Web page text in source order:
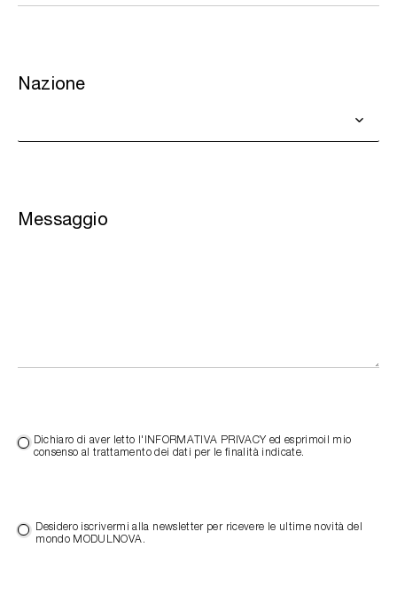
Nazione
Messaggio
Dichiaro di aver letto l'INFORMATIVA PRIVACY ed esprimoil mio
consenso al trattamento dei dati per le finalità indicate.
Desidero iscrivermi alla newsletter per ricevere le ultime novità del
mondo MODULNOVA.